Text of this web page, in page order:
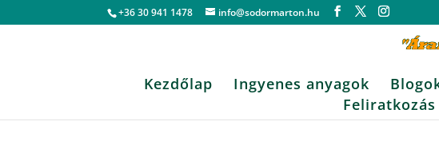
+36 30 941 1478 info@sodormarton.hu
Kezdőlap Ingyenes anyagok
Feliratkozás